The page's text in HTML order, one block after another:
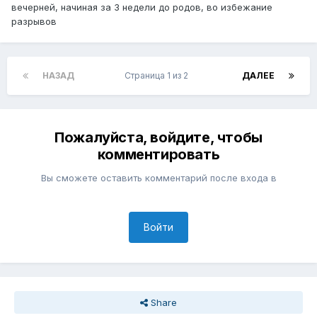
вечерней, начиная за 3 недели до родов, во избежание
разрывов
НАЗАД ДАЛЕЕ
Страница 1 из 2
Пожалуйста, войдите, чтобы
комментировать
Вы сможете оставить комментарий после входа в
Войти
Share